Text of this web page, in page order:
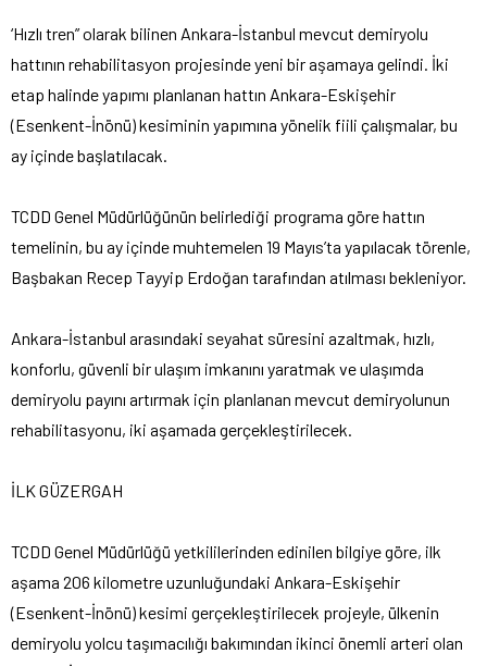
‘Hızlı tren” olarak bilinen Ankara-İstanbul mevcut demiryolu
hattının rehabilitasyon projesinde yeni bir aşamaya gelindi. İki
etap halinde yapımı planlanan hattın Ankara-Eskişehir
(Esenkent-İnönü) kesiminin yapımına yönelik fiili çalışmalar, bu
ay içinde başlatılacak.
TCDD Genel Müdürlüğünün belirlediği programa göre hattın
temelinin, bu ay içinde muhtemelen 19 Mayıs’ta yapılacak törenle,
Başbakan Recep Tayyip Erdoğan tarafından atılması bekleniyor.
Ankara-İstanbul arasındaki seyahat süresini azaltmak, hızlı,
konforlu, güvenli bir ulaşım imkanını yaratmak ve ulaşımda
demiryolu payını artırmak için planlanan mevcut demiryolunun
rehabilitasyonu, iki aşamada gerçekleştirilecek.
İLK GÜZERGAH
TCDD Genel Müdürlüğü yetkililerinden edinilen bilgiye göre, ilk
aşama 206 kilometre uzunluğundaki Ankara-Eskişehir
(Esenkent-İnönü) kesimi gerçekleştirilecek projeyle, ülkenin
demiryolu yolcu taşımacılığı bakımından ikinci önemli arteri olan